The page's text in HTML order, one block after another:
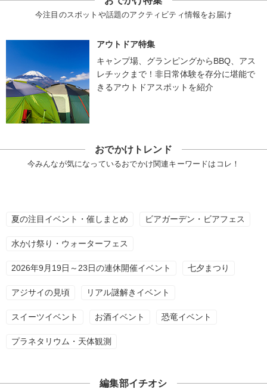
今注目のスポットや話題のアクティビティ情報をお届け
アウトドア特集
キャンプ場、グランピングからBBQ、アス
レチックまで！非日常体験を存分に堪能で
きるアウトドアスポットを紹介
おでかけトレンド
今みんなが気になっているおでかけ関連キーワードはコレ！
夏の注目イベント・催しまとめ ビアガーデン・ビアフェス
水かけ祭り・ウォーターフェス
2026年9月19日～23日の連休開催イベント 七夕まつり
アジサイの見頃 リアル謎解きイベント
スイーツイベント お酒イベント 恐竜イベント
プラネタリウム・天体観測
編集部イチオシ